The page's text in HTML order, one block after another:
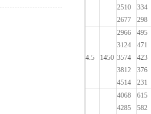
2510
2677
334
298
4.5 1450
2966
3124
3574
3812
4514
495
471
423
376
231
4068
4285
615
582